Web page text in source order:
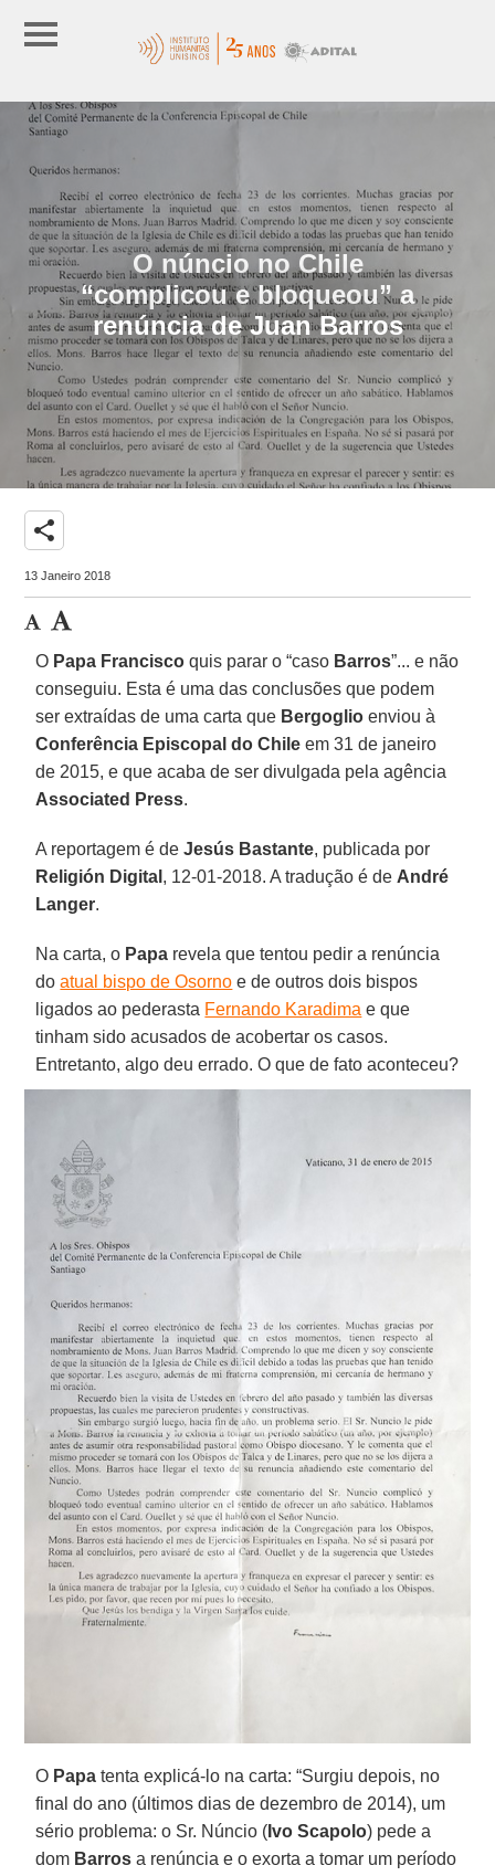
O núncio no Chile
“complicou e bloqueou” a
renúncia de Juan Barros
share
13 Janeiro 2018
O Papa Francisco quis parar o “caso Barros”... e não
conseguiu. Esta é uma das conclusões que podem
ser extraídas de uma carta que Bergoglio enviou à
Conferência Episcopal do Chile em 31 de janeiro
de 2015, e que acaba de ser divulgada pela agência
Associated Press.
A reportagem é deJesús Bastante, publicada por
Religión Digital , 12-01-2018. A tradução é de André
Langer.
Na carta, o Papa revela que tentou pedir a renúncia
doatual bispo de Osorno e de outros dois bispos
ligados ao pederasta Fernando Karadima e que
tinham sido acusados de acobertar os casos.
Entretanto, algo deu errado. O que de fato aconteceu?
O Papa tenta explicá-lo na carta: “Surgiu depois, no
final do ano (últimos dias de dezembro de 2014), um
sério problema: o Sr. Núncio ( Ivo Scapolo) pede a
dom Barros a renúncia e o exorta a tomar um período